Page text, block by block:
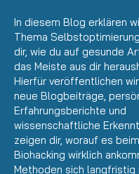
In diesem Blog erklären
Thema
dir, wie du auf gesunde
das Meiste aus dir
Hierfür veröffentlichen
neue Blogbeiträge,
Erfahrungsberichte und
wissenschaftliche
zeigen dir, worauf es
Biohacking wirklich
Methoden sich langfristig